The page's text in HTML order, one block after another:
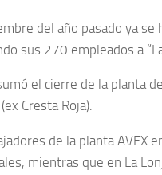
del año pasado ya se
sus 270 empleados a “La
el cierre de la planta
Cresta Roja).
de la planta AVEX
mientras que en La